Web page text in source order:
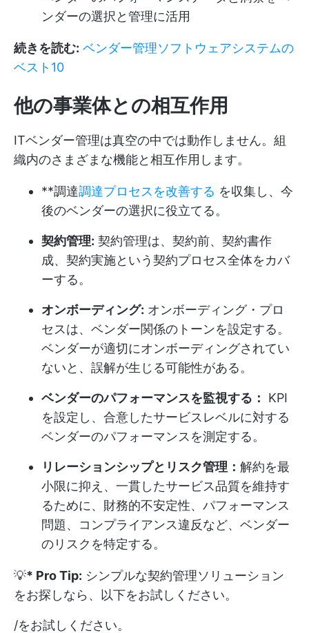
ンダーの選択と管理に活用
続きを読む: ベンダー管理ソフトウェアシステムの
ベスト10
他の事業体との相互作用
ITベンダー管理は真空の中では動作しません。組
織内のさまざまな機能と相互作用します。
**調達調達プロセスを改善する を収集し、今
後のベンダーの選択に役立てる。
契約管理: 契約管理は、契約前、契約書作
成、契約実施という契約プロセス全体をカバ
ーする。
オンボーディング: オンボーディング・プロ
セスは、ベンダー関係のトーンを設定する。
ベンダーが適切にオンボーディングされてい
ないと、誤解が生じる可能性がある。
ベンダーのパフォーマンスを監視する：
KPI
を設定し、合意したサービスレベルに対する
ベンダーのパフォーマンスを測定する。
リレーションシップとリスク管理： 解約を最
小限に抑え、一貫したサービス品質を維持す
るために、財務的不安定性、パフォーマンス
問題、コンプライアンス違反など、ベンダー
のリスクを特定する。
💡* Pro Tip: シンプルな契約管理ソリューション
をお探しなら、以下をお試しください。
/をお試しください。